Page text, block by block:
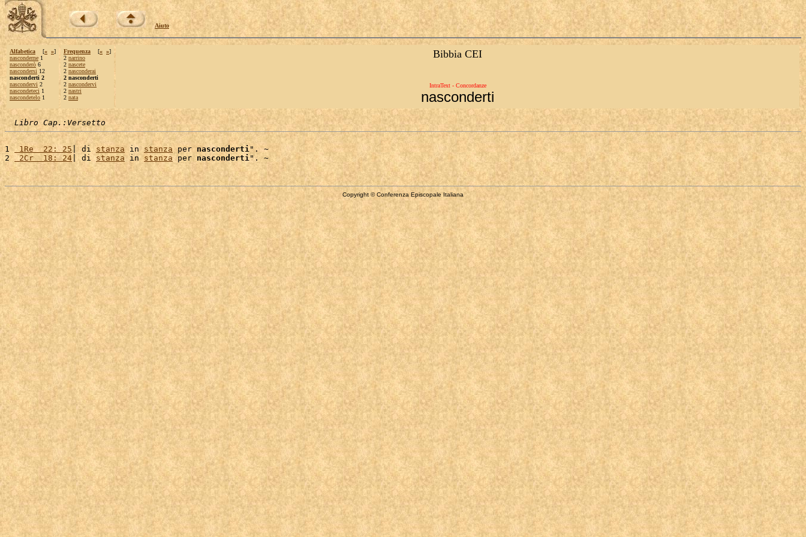
Aiuto
Alfabetica [« »]
nasconderne 1
nasconderò 6
nascondersi 12
nasconderti 2
nascondervi 2
nascondeteci 1
nascondetelo 1
Frequenza [« »]
2 narrino
2 nascete
2 nasconderai
2 nasconderti
2 nascondervi
2 nastri
2 nata
Bibbia CEI
IntraText - Concordanze
nasconderti
Libro Cap.:Versetto
1 1Re  22: 25| di stanza in stanza per nasconderti". ~
2
2Cr  18: 24 | di stanza in stanza per nasconderti
Copyright © Conferenza Episcopale Italiana